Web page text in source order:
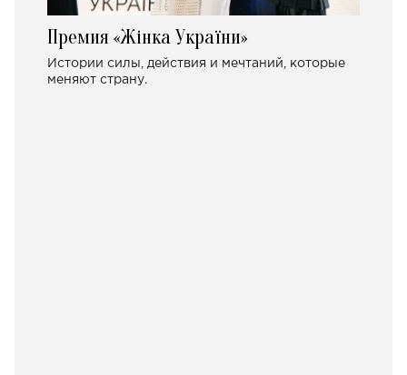
Премия «Жінка України»
Истории силы, действия и мечтаний, которые
меняют страну.